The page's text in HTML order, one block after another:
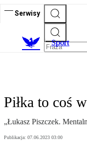
Serwisy
Sport
Piłka to coś
„Łukasz Piszczek.
Publikacja: 07.06.2023 03:00